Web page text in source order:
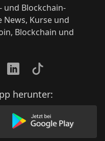
und Blockchain-
News, Kurse und
Blockchain und
LinkedInTikTok
herunter:
AppStore herunter
Lade unsere